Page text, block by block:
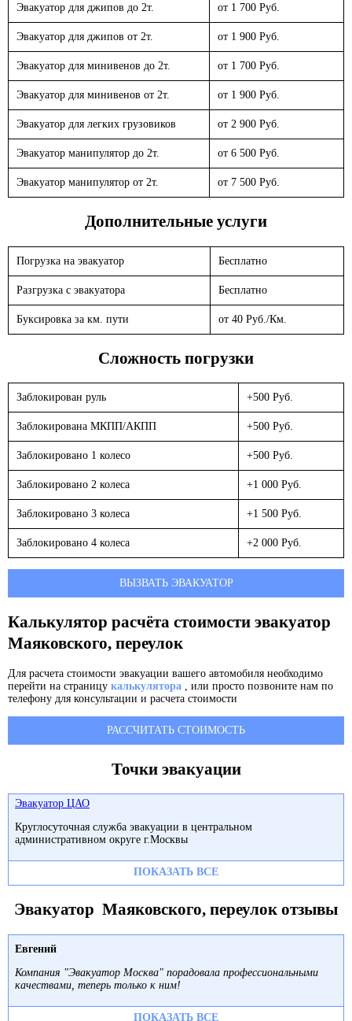
Эвакуатор для джипов до 2т. от 1 700 Руб.
Эвакуатор для джипов от 2т. от 1 900 Руб.
Эвакуатор для минивенов до 2т. от 1 700 Руб.
Эвакуатор для минивенов от 2т. от 1 900 Руб.
Эвакуатор для легких грузовиков от 2 900 Руб.
Эвакуатор манипулятор до 2т. от 6 500 Руб.
Эвакуатор манипулятор от 2т. от 7 500 Руб.
Дополнительные услуги
Погрузка на эвакуатор Бесплатно
Разгрузка с эвакуатора Бесплатно
Буксировка за км. пути от 40 Руб./Км.
Сложность погрузки
Заблокирован руль +500 Руб.
Заблокирована МКПП/АКПП +500 Руб.
Заблокировано 1 колесо +500 Руб.
Заблокировано 2 колеса +1 000 Руб.
Заблокировано 3 колеса +1 500 Руб.
Заблокировано 4 колеса +2 000 Руб.
ВЫЗВАТЬ ЭВАКУАТОР
Калькулятор расчёта стоимости эвакуатор
Маяковского, переулок
Для расчета стоимости эвакуации вашего автомобиля необходимо
перейти на страницу калькулятора , или просто позвоните нам по
телефону для консультации и расчета стоимости
РАССЧИТАТЬ СТОИМОСТЬ
Точки эвакуации
Эвакуатор ЦАО
Круглосуточная служба эвакуации в центральном
административном округе г.Москвы
ПОКАЗАТЬ ВСЕ
Эвакуатор Маяковского, переулок отзывы
Евгений
Компания "Эвакуатор Москва" порадовала профессиональными
качествами, теперь только к ним!
ПОКАЗАТЬ ВСЕ